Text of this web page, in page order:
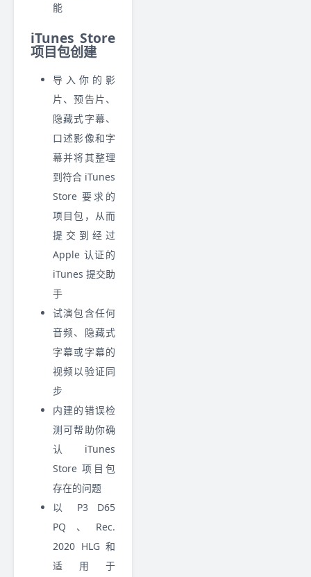
能
iTunes Store
项目包创建
导入你的影
片、预告片、
隐藏式字幕、
口述影像和字
幕并将其整理
到符合 iTunes
Store 要求的
项目包，从而
提交到经过
Apple 认证的
iTunes 提交助
手
试演包含任何
音频、隐藏式
字幕或字幕的
视频以验证同
步
内建的错误检
测可帮助你确
认 iTunes
Store 项目包
存在的问题
以 P3 D65
PQ、Rec.
2020 HLG 和
适用于